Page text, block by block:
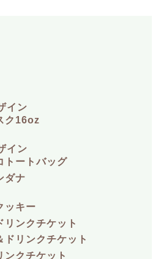
イン
ク16oz
イン
トートバッグ
ダナ
ッキー
リンクチケット
ドリンクチケット
ンクチケット